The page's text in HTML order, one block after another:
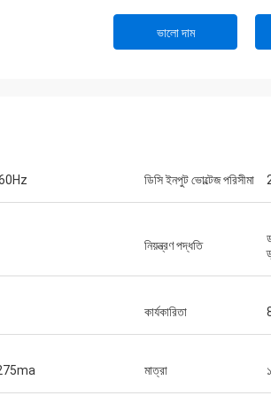
ভালো দাম
ডিসি ইনপুট ভোল্টেজ পরিসীমা
নিয়ন্ত্রণ পদ্ধতি
কার্যকারিতা
মাত্রা